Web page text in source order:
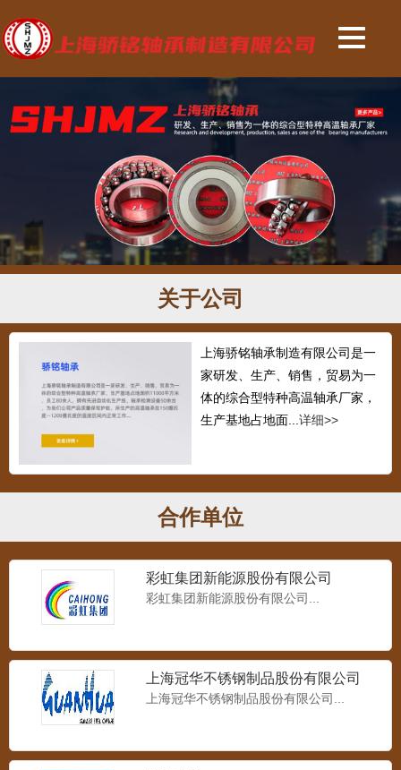
关于公司
上海骄铭轴承制造有限公司是一
家研发、生产、销售，贸易为一
体的综合型特种高温轴承厂家，
生产基地占地面...详细>>
合作单位
彩虹集团新能源股份有限公司
彩虹集团新能源股份有限公司...
上海冠华不锈钢制品股份有限公司
上海冠华不锈钢制品股份有限公司...
高温深沟球
高温深沟球国标尺寸，相同型号任何国标